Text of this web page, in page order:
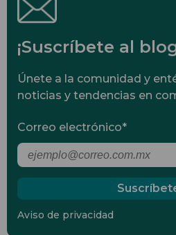
¡Suscríbete al
Únete a la comunidad y
noticias y tendencias en
Correo electrónico*
Aviso de privacidad